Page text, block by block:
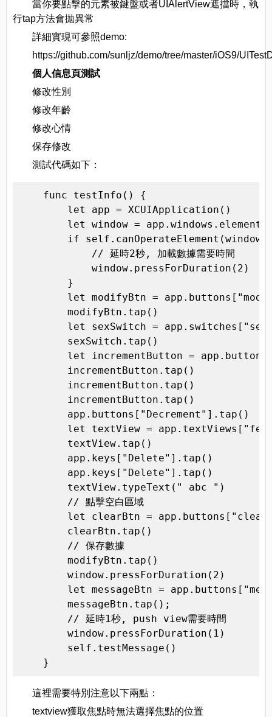
當你要點擊的元素被鍵盤或者UIAlertView遮擋時，執
行tap方法會拋異常
詳細實現可參照demo:
https://github.com/sunljz/demo/tree/master/iOS9/
個人信息頁測試
修改性別
修改年齡
修改心情
保存修改
測試代碼如下：
func testInfo() {
let app = XCUIApplication()
let window =
if self.canOperateElement(window)
// 延時2秒, 加載數據需要時間
window.pressForDuration(2)
}
let modifyBtn =
modifyBtn.tap()
let sexSwitch =
sexSwitch.tap()
let incrementButton =
incrementButton.tap()
incrementButton.tap()
incrementButton.tap()
app.buttons["Decrement"].tap()
let textView =
textView.tap()
app.keys["Delete"].tap()
app.keys["Delete"].tap()
textView.typeText(" abc ")
// 點擊空白區域
let clearBtn =
clearBtn.tap()
// 保存數據
modifyBtn.tap()
window.pressForDuration(2)
let messageBtn =
messageBtn.tap();
// 延時1秒, push view需要時間
window.pressForDuration(1)
self.testMessage()
}
這裡需要特別注意以下兩點：
textview獲取焦點時無法選擇焦點的位置